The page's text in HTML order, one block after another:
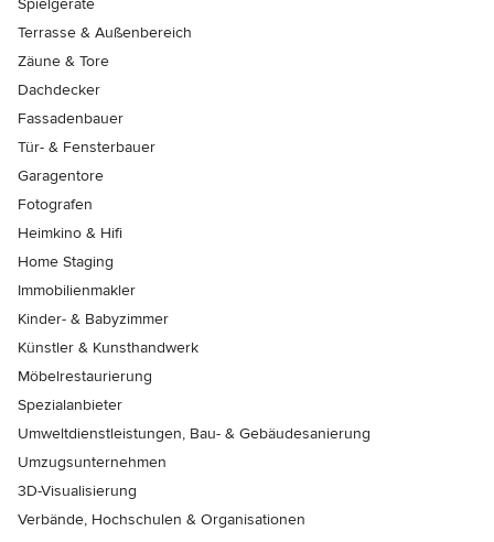
Spielgeräte
Terrasse & Außenbereich
Zäune & Tore
Dachdecker
Fassadenbauer
Tür- & Fensterbauer
Garagentore
Fotografen
Heimkino & Hifi
Home Staging
Immobilienmakler
Kinder- & Babyzimmer
Künstler & Kunsthandwerk
Möbelrestaurierung
Spezialanbieter
Umweltdienstleistungen, Bau- & Gebäudesanierung
Umzugsunternehmen
3D-Visualisierung
Verbände, Hochschulen & Organisationen